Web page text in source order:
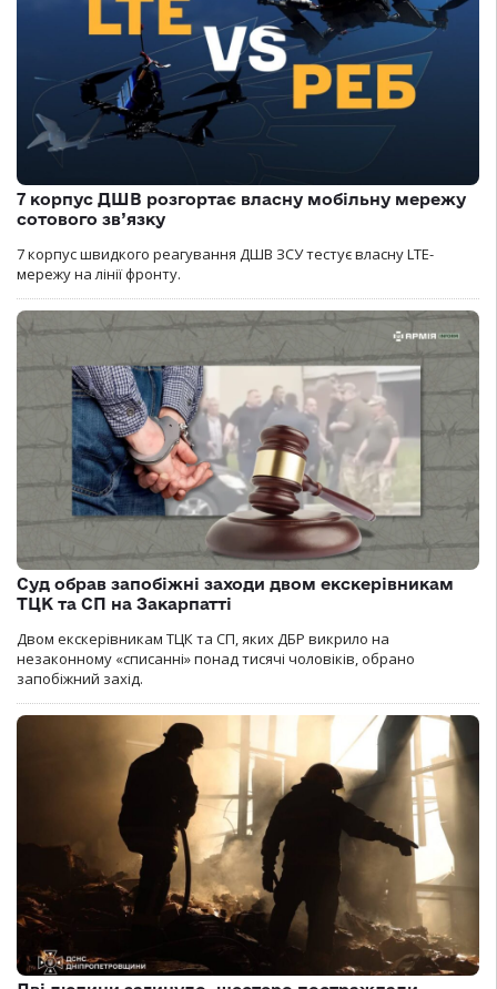
7 корпус ДШВ розгортає власну мобільну мережу
сотового зв’язку
7 корпус швидкого реагування ДШВ ЗСУ тестує власну LTE-
мережу на лінії фронту.
Суд обрав запобіжні заходи двом екскерівникам
ТЦК та СП на Закарпатті
Двом екскерівникам ТЦК та СП, яких ДБР викрило на
незаконному «списанні» понад тисячі чоловіків, обрано
запобіжний захід.